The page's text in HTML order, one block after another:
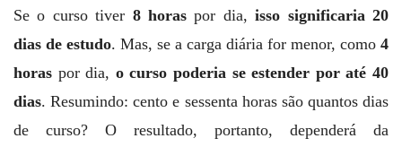
Se o curso tiver 8 horas por dia,isso significaria 20
dias de estudo. Mas, se a carga diária for menor, como 4
horas por dia, o curso poderia se estender por até 40
dias. Resumindo: cento e sessenta horas são quantos dias
de curso? O resultado, portanto, dependerá da